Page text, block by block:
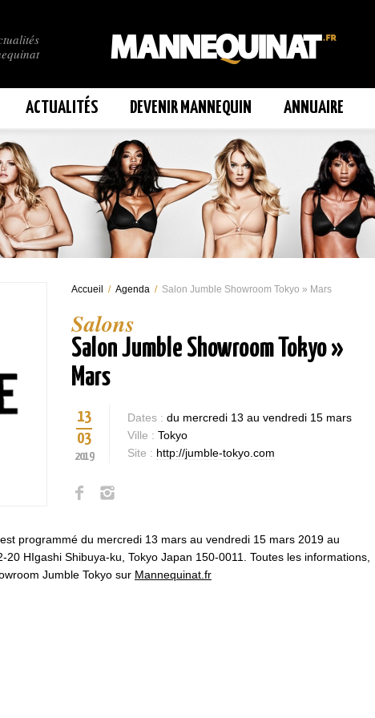
ACTUALITÉS DEVENIR MANNEQUIN ANNUAIRE
Accueil / Agenda / Salon Jumble Showroom Tokyo » Mars
Salons
Salon Jumble Showroom Tokyo »
Mars
13
03
2019
Dates : du mercredi 13 au vendredi 15 mars
Ville : Tokyo
Site : http://jumble-tokyo.com
programmé du mercredi 13 mars au vendredi 15 mars 2019 au
HIgashi Shibuya-ku, Tokyo Japan 150-0011. Toutes les informations,
Jumble Tokyo sur Mannequinat.fr